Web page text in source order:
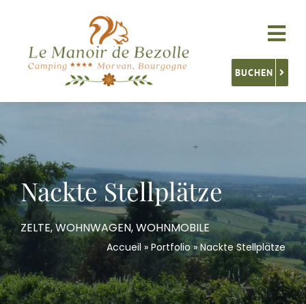
content
Service
Aktivitäten
Burgund Entdecken
Kontakt
BUCHEN
Nackte Stellplätze
ZELTE, WOHNWAGEN, WOHNMOBILE
Accueil »Portfolio»Nackte Stellplätze